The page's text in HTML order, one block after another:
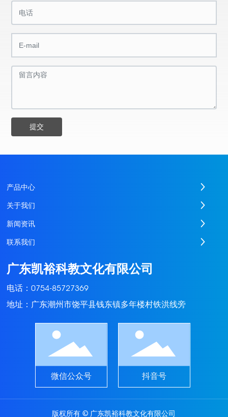
提交
产品中心
关于我们
新闻资讯
联系我们
广东凯裕科教文化有限公司
电话：0754-85727369
地址：广东潮州市饶平县钱东镇多年楼村铁洪线旁
微信公众号 抖音号
版权所有 © 广东凯裕科教文化有限公司